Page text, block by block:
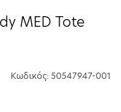
MED Tote
Κωδικός: 50547947-001